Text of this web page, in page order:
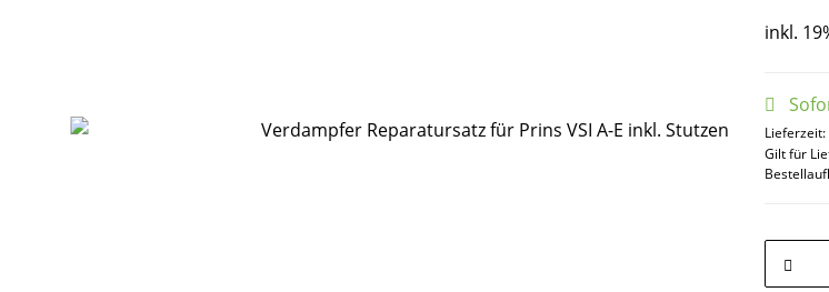
inkl.
Lieferzeit:
Gilt für